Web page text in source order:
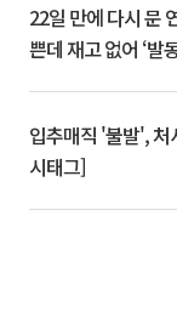
22일 만에 다시 문
쁜데 재고 없어 ‘발
입추매직 '불발', 처
시태그]